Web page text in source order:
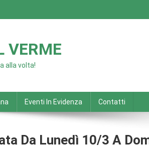
VERME
alla volta!
Eventi In Evidenza Contatti
Da Lunedì 10/3 A